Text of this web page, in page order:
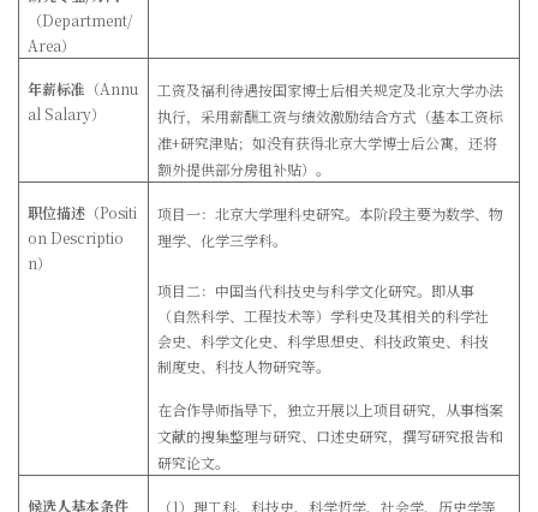
（Department/
Area）
年薪标准 （Annu
al Salary）
工资及福利待遇按国家博士后相关规定及北京大学办法
执行，采用薪酬工资与绩效激励结合方式（基本工资标
准+研究津贴；如没有获得北京大学博士后公寓，还将
额外提供部分房租补贴）。
职位描述 （Positi
on Descriptio
n）
项目一：北京大学理科史研究。本阶段主要为数学、物
理学、化学三学科。
项目二：中国当代科技史与科学文化研究。即从事
（自然科学、工程技术等）学科史及其相关的科学社
会史、科学文化史、科学思想史、科技政策史、科技
制度史、科技人物研究等。
在合作导师指导下，独立开展以上项目研究，从事档案
文献的搜集整理与研究、口述史研究，撰写研究报告和
研究论文。
候选人基本条件
（1）理工科、科技史、科学哲学、社会学、历史学等